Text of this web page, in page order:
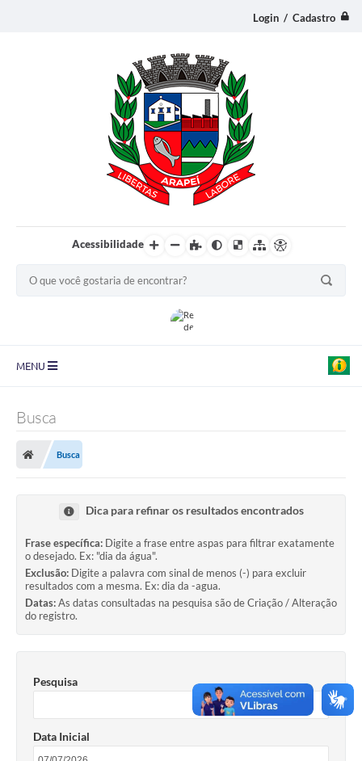
Login / Cadastro
Acessibilidade
MENU
Diário Oficial
Legislação
Ouvidoria
Editais
Arquivos para Download
Carta de Serviço
Busca
Busca
Dica para refinar os resultados encontrados
Frase específica: Digite a frase entre aspas para filtrar exatamente
o desejado. Ex: "dia da água".
Exclusão: Digite a palavra com sinal de menos (-) para excluir
resultados com a mesma. Ex: dia da -agua.
Datas:As datas consultadas na pesquisa são de Criação / Alteração
do registro.
Pesquisa
Data Inicial